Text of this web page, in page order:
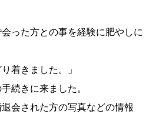
った方との事を経験に肥やしに
着きました。」
続きに来ました。
会された方の写真などの情報